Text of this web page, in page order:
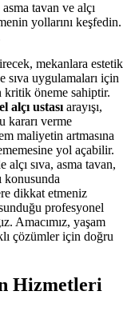
tavan ve alçı
yollarını keşfedin.
mekanlara estetik
uygulamaları için
kritik öneme sahiptir.
alçı ustası arayışı,
kararı verme
maliyetin artmasına
yol açabilir.
sıva, asma tavan,
konusunda
dikkat etmeniz
profesyonel
Amacımız, yaşam
çözümler için doğru
Hizmetleri